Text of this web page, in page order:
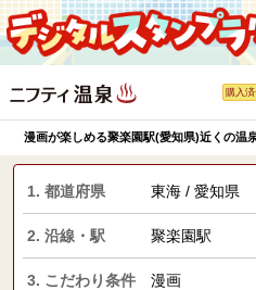
購入
漫画が楽しめる聚楽園駅(愛知県)近くの温
1. 都道府県 東海 / 愛知県
2. 沿線・駅 聚楽園駅
3. こだわり条件 漫画